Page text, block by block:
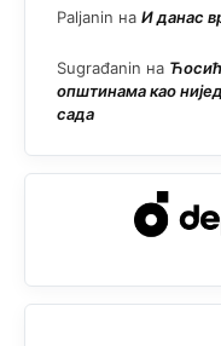
Paljanin на И данас
Sugrađanin на
општинама као
сада